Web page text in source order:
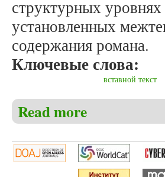
структурных
установленных
содержания романа.
Ключевые слова:
вставной текст
Read more